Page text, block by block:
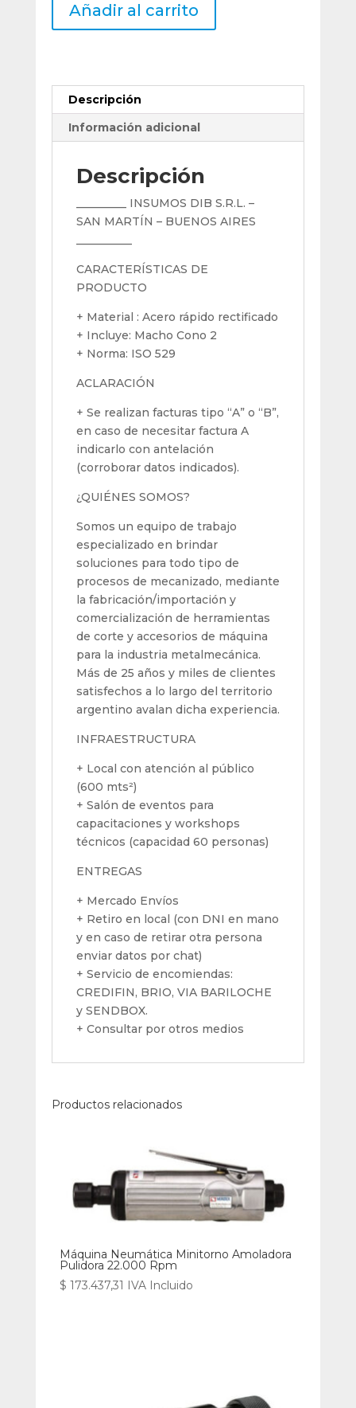
Uranga
Acero
M20
1,00
Cono
cantidad
Añadir al carrito
Descripción
Información adicional
Descripción
_________ INSUMOS DIB S.R.L. –
SAN MARTÍN – BUENOS AIRES
CARACTERÍSTICAS DE
PRODUCTO
+ Material : Acero rápido rectificado
+ Incluye: Macho Cono 2
+ Norma: ISO 529
ACLARACIÓN
+ Se realizan facturas tipo “A” o “B”,
en caso de necesitar factura A
indicarlo con antelación
(corroborar datos indicados).
¿QUIÉNES SOMOS?
Somos un equipo de trabajo
especializado en brindar
soluciones para todo tipo de
procesos de mecanizado, mediante
la fabricación/importación y
comercialización de herramientas
de corte y accesorios de máquina
para la industria metalmecánica.
Más de 25 años y miles de clientes
satisfechos a lo largo del territorio
argentino avalan dicha experiencia.
INFRAESTRUCTURA
+ Local con atención al público
(600 mts²)
+ Salón de eventos para
capacitaciones y workshops
técnicos (capacidad 60 personas)
ENTREGAS
+ Mercado Envíos
+ Retiro en local (con DNI en mano
y en caso de retirar otra persona
enviar datos por chat)
+ Servicio de encomiendas:
CREDIFIN, BRIO, VIA BARILOCHE
y SENDBOX.
+ Consultar por otros medios
Productos relacionados
Máquina Neumática Minitorno Amoladora
Pulidora 22.000 Rpm
$ 173.437,31 IVA Incluido